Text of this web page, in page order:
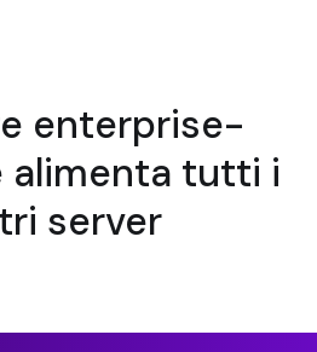
enterprise-
alimenta tutti i
server